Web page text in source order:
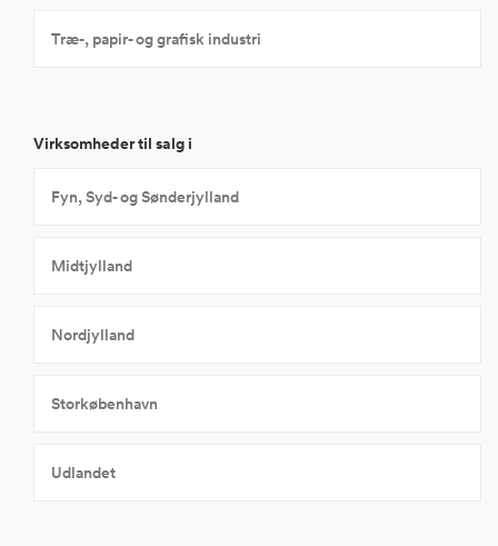
Træ-, papir- og grafisk industri
Virksomheder til salg i
Fyn, Syd- og Sønderjylland
Midtjylland
Nordjylland
Storkøbenhavn
Udlandet